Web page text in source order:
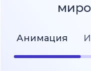
Анимация